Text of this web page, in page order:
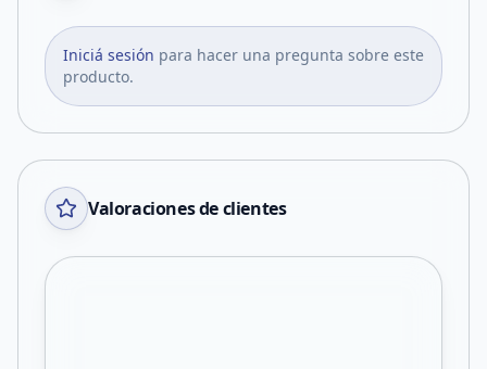
Iniciá sesión para hacer una pregunta sobre este
producto.
Valoraciones de clientes